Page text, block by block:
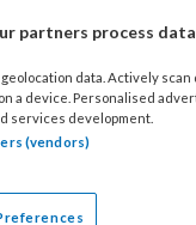
gang van
het veel
ook van
partners process
data. Actively
a device. Personalised
services development.
(vendors)